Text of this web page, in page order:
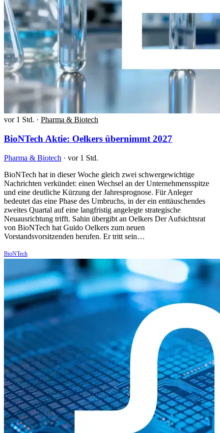
vor 1 Std. · Pharma & Biotech
BioNTech Aktie: Oelkers übernimmt 2027
Pharma & Biotech · vor 1 Std.
BioNTech hat in dieser Woche gleich zwei schwergewichtige
Nachrichten verkündet: einen Wechsel an der Unternehmensspitze
und eine deutliche Kürzung der Jahresprognose. Für Anleger
bedeutet das eine Phase des Umbruchs, in der ein enttäuschendes
zweites Quartal auf eine langfristig angelegte strategische
Neuausrichtung trifft. Sahin übergibt an Oelkers Der Aufsichtsrat
von BioNTech hat Guido Oelkers zum neuen
Vorstandsvorsitzenden berufen. Er tritt sein…
BioNTech